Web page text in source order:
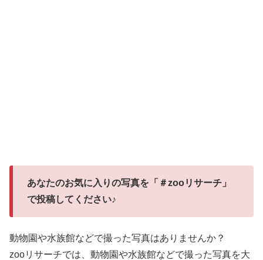
あなたのお気に入りの写真を「＃zooリサーチ」
で投稿してください♪
動物園や水族館などで撮った写真はありませんか？
zooリサーチでは、動物園や水族館などで撮った写真を大